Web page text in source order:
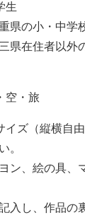
生
県の小・中学
県在住者以外
空・旅
イズ（縦横自
。
ン、絵の具、
入し、作品の